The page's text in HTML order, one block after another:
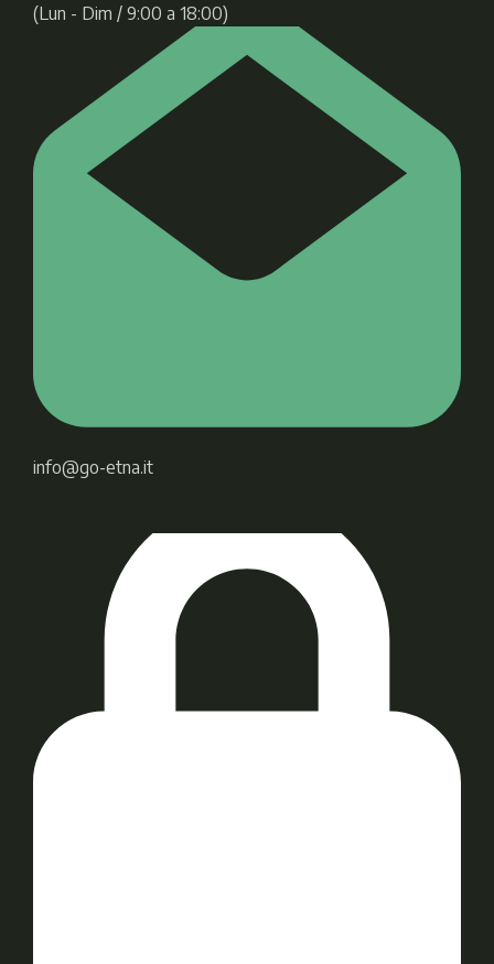
(Lun - Dim / 9:00 a 18:00)
info@go-etna.it